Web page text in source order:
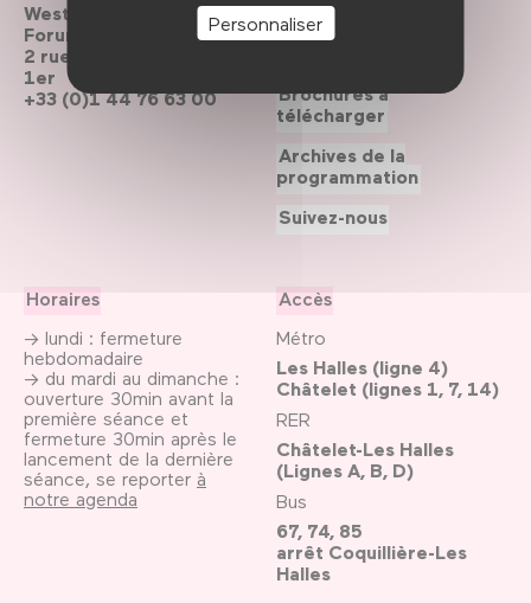
Personnaliser
Westfield
Forum des Halles
2 rue du cinéma, Paris
1er
+33 (0)1 44 76 63 00
Horaires
→ lundi : fermeture
hebdomadaire
→ du mardi au dimanche :
ouverture 30min avant la
première séance et
fermeture 30min après le
lancement de la dernière
séance, se reporter à
notre agenda
Accès
Métro
Les Halles (ligne 4)
Châtelet (lignes 1, 7, 14)
RER
Châtelet-Les Halles
(Lignes A, B, D)
Bus
67, 74, 85
arrêt Coquillière-Les
Halles
Contactez-nous
Brochures à
télécharger
Archives de la
programmation
Suivez-nous